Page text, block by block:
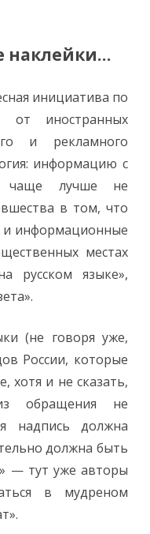
наклейки…
инициатива по
от иностранных
и рекламного
информацию с
чаще лучше не
в том, что
и информационные
местах
русском языке»,
(не говоря уже,
России, которые
хотя и не сказать,
обращения не
надпись должна
должна быть
— тут уже авторы
в мудреном